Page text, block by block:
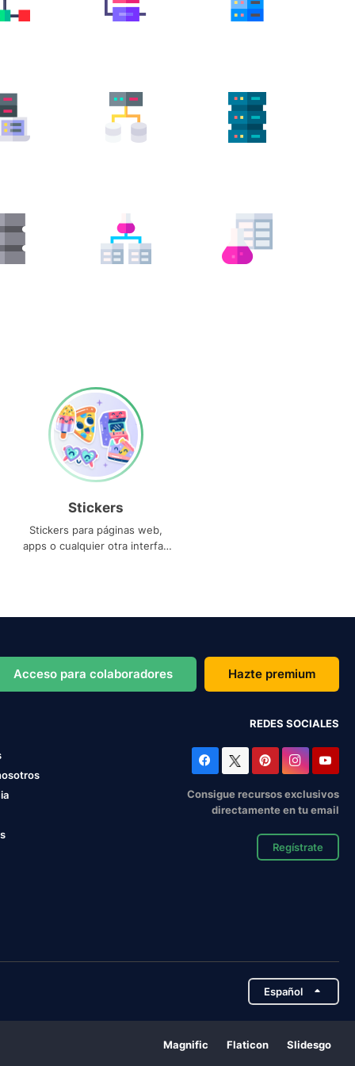
Stickers
Stickers para páginas web,
apps o cualquier otra interfaz
Acceso para colaboradores Hazte premium
REDES SOCIALES
Consigue recursos exclusivos
directamente en tu email
Regístrate
Español
Magnific Flaticon Slidesgo